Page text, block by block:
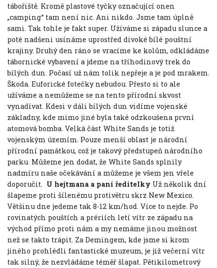
tábořiště. Kromě plastové tyčky označující onen
„camping“ tam není nic. Ani nikdo. Jsme tam úplně
sami. Tak tohle je fakt super. Užíváme si západu slunce a
poté nadšeni usínáme uprostřed divoké bílé pouštní
krajiny. Druhý den ráno se vracíme ke kolům, odkládáme
tábornické vybavení a jdeme na tříhodinový trek do
bílých dun. Počasí už nám tolik nepřeje a je pod mrakem.
Škoda. Euforické fotečky nebudou. Přesto si to ale
užíváme a nemůžeme se na tento přírodní skvost
vynadívat. Kdesi v dáli bílých dun vidíme vojenské
základny, kde mimo jiné byla také odzkoušena první
atomová bomba. Velká část White Sands je totiž
vojenským územím. Pouze menší oblast je národní
přírodní památkou, což je takový předstupeň národního
parku. Můžeme jen dodat, že White Sands splnily
nadmíru naše očekávání a můžeme je všem jen vřele
doporučit. U hejtmana a paní ředitelky Už několik dní
šlapeme proti šílenému protivětru skrz New Mexico.
Většinu dne jedeme tak 8-12 km/hod. Více to nejde. Po
rovinatých pouštích a prériích letí vítr ze západu na
východ přímo proti nám a my nemáme jinou možnost
než se takto trápit. Za Demingem, kde jsme si krom
jiného prohlédli fantastické muzeum, je již večerní vítr
tak silný, že nezvládáme téměř šlapat. Pětikilometrový